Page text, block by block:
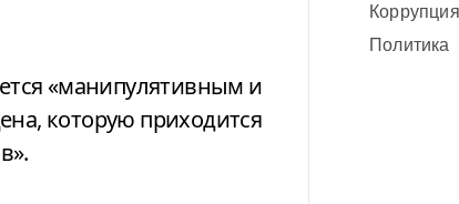
«манипулятивным и
которую приходится
Коррупция
Политика